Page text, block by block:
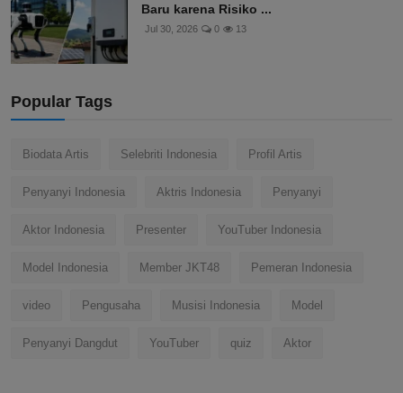
Baru karena Risiko ...
Jul 30, 2026 0 13
Popular Tags
Biodata Artis Selebriti Indonesia Profil Artis
Penyanyi Indonesia Aktris Indonesia Penyanyi
Aktor Indonesia Presenter YouTuber Indonesia
Model Indonesia Member JKT48 Pemeran Indonesia
video Pengusaha Musisi Indonesia Model
Penyanyi Dangdut YouTuber quiz Aktor